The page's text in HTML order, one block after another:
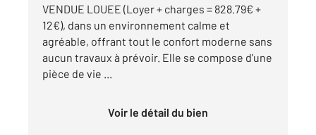
VENDUE LOUEE (Loyer + charges = 828.79€ +
12€), dans un environnement calme et
agréable, offrant tout le confort moderne sans
aucun travaux à prévoir. Elle se compose d'une
pièce de vie ...
Voir le détail du bien